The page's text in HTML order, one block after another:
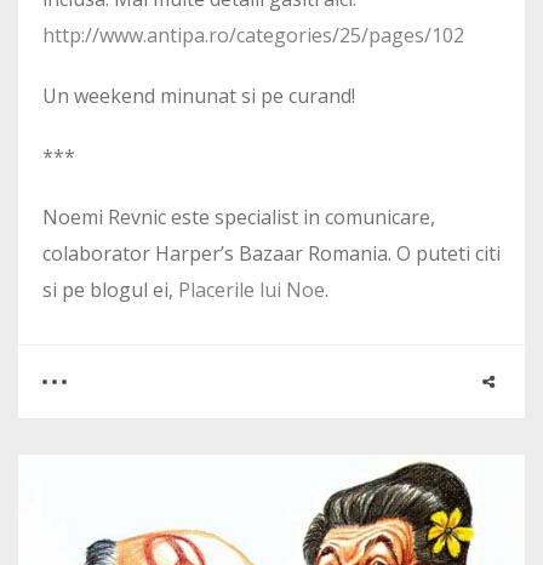
http://www.antipa.ro/categories/25/pages/102
Un weekend minunat si pe curand!
***
Noemi Revnic este specialist in comunicare,
colaborator Harper’s Bazaar Romania. O puteti citi
si pe blogul ei, Placerile lui Noe.